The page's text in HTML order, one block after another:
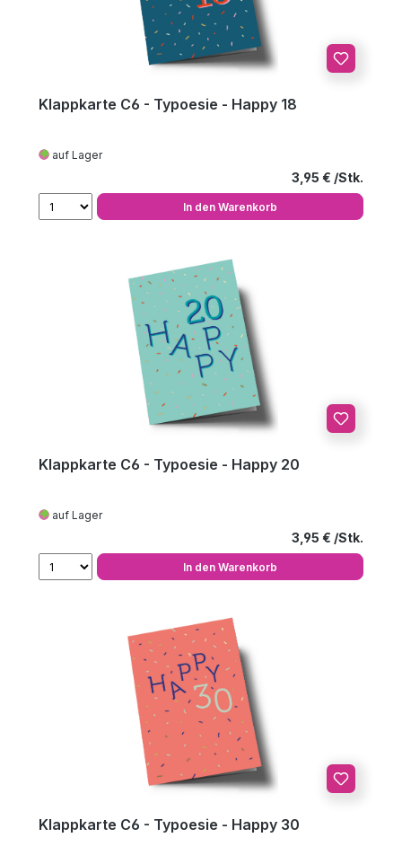
Klappkarte C6 - Typoesie - Happy 18
auf Lager
Regulärer
3,95 €
In den Warenkorb
Klappkarte C6 - Typoesie - Happy 20
auf Lager
Regulärer
3,95 €
In den Warenkorb
Klappkarte C6 - Typoesie - Happy 30